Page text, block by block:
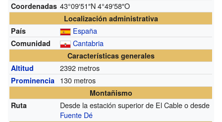
Coordenadas 43°09′51″N4°49′58″O
Localización administrativa
País
España
Comunidad Cantabria
Características generales
Altitud
2392 metros
Prominencia 130 metros
Montañismo
Ruta
Desde la estación superior de El Cable o desde
Fuente Dé